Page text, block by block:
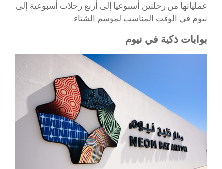
عملياتها من رحلتين أسبوعيا إلى أربع رحلات أسبوعية إلى
نيوم في الوقت المناسب لموسم الشتاء.
بوابات ذكية في نيوم